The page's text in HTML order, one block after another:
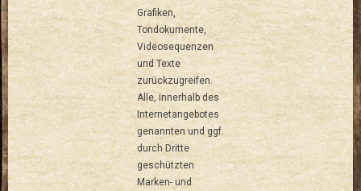
Grafiken,
Tondokumente,
Videosequenzen
und Texte
zurückzugreifen.
Alle, innerhalb des
Internetangebotes
genannten und ggf.
durch Dritte
geschützten
Marken- und